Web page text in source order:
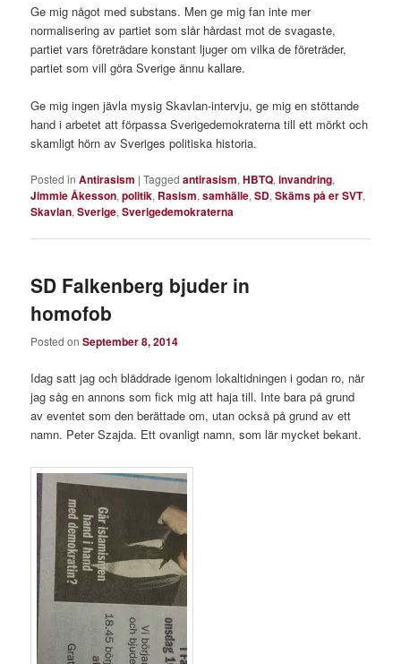
Ge mig något med substans. Men ge mig fan inte mer
normalisering av partiet som slår hårdast mot de svagaste,
partiet vars företrädare konstant ljuger om vilka de företräder,
partiet som vill göra Sverige ännu kallare.
Ge mig ingen jävla mysig Skavlan-intervju, ge mig en stöttande
hand i arbetet att förpassa Sverigedemokraterna till ett mörkt och
skamligt hörn av Sveriges politiska historia.
Posted in Antirasism |Tagged antirasism,HBTQ,invandring,
Jimmie Åkesson,politik, Rasism,samhälle,SD,Skäms på er SVT,
Skavlan,Sverige,Sverigedemokraterna
SD Falkenberg bjuder in
homofob
Posted onSeptember 8, 2014
Idag satt jag och bläddrade igenom lokaltidningen i godan ro, när
jag såg en annons som fick mig att haja till. Inte bara på grund
av eventet som den berättade om, utan också på grund av ett
namn. Peter Szajda. Ett ovanligt namn, som lär mycket bekant.